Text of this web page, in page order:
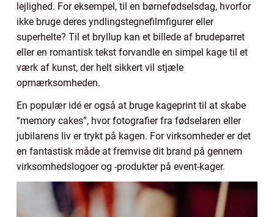
lejlighed. For eksempel, til en børnefødselsdag, hvorfor
ikke bruge deres yndlingstegnefilmfigurer eller
superhelte? Til et bryllup kan et billede af brudeparret
eller en romantisk tekst forvandle en simpel kage til et
værk af kunst, der helt sikkert vil stjæle
opmærksomheden.
En populær idé er også at bruge kageprint til at skabe
“memory cakes”, hvor fotografier fra fødselaren eller
jubilarens liv er trykt på kagen. For virksomheder er det
en fantastisk måde at fremvise dit brand på gennem
virksomhedslogoer og -produkter på event-kager.